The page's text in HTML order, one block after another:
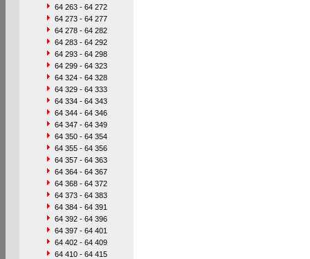
64 263 - 64 272
64 273 - 64 277
64 278 - 64 282
64 283 - 64 292
64 293 - 64 298
64 299 - 64 323
64 324 - 64 328
64 329 - 64 333
64 334 - 64 343
64 344 - 64 346
64 347 - 64 349
64 350 - 64 354
64 355 - 64 356
64 357 - 64 363
64 364 - 64 367
64 368 - 64 372
64 373 - 64 383
64 384 - 64 391
64 392 - 64 396
64 397 - 64 401
64 402 - 64 409
64 410 - 64 415